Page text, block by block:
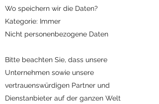
Wo speichern wir die Daten?
Kategorie: Immer
Nicht personenbezogene Daten
Bitte beachten Sie, dass unsere
Unternehmen sowie unsere
vertrauenswürdigen Partner und
Dienstanbieter auf der ganzen Welt